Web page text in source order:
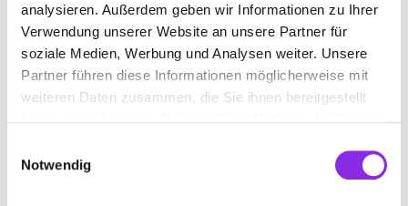
analysieren. Außerdem geben wir Informationen zu Ihrer
Verwendung unserer Website an unsere Partner für
soziale Medien, Werbung und Analysen weiter. Unsere
Partner führen diese Informationen möglicherweise mit
weiteren Daten zusammen, die Sie ihnen bereitgestellt
Notwendig
NEUERUNGEN AB MAI 2025
Damit du bestens informiert bist, habe ich die wichtigsten
Neuerungen zum 1. Mai 2025 für dich zusammengefasst.
Mehr erfahren